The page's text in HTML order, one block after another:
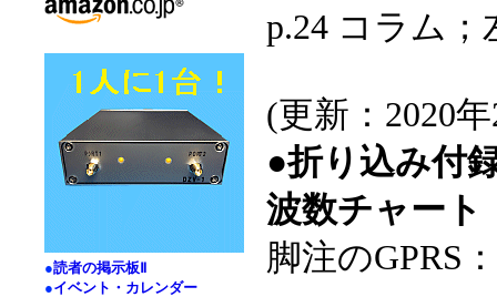
●読者の掲示板Ⅱ
●イベント・カレンダー
p.24 コラム；
(更新：2020
●折り込み付
波数チャート
脚注のGPRS